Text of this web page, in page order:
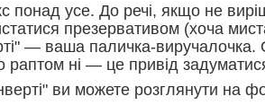
понад усе. До речі, якщо не
презервативом (хоча
— ваша паличка-
раптом ні — це привід
ви можете розглянути на